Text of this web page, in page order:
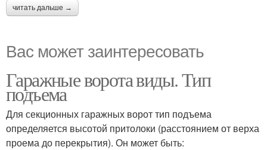
читать дальше →
Вас может заинтересовать
Гаражные ворота виды. Тип
подъема
Для секционных гаражных ворот тип подъема
определяется высотой притолоки (расстоянием от верха
проема до перекрытия). Он может быть: